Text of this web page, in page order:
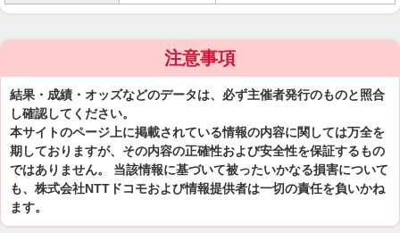
注意事項
結果・成績・オッズなどのデータは、必ず主催者発行のものと照合
し確認してください。
本サイトのページ上に掲載されている情報の内容に関しては万全を
期しておりますが、その内容の正確性および安全性を保証するもの
ではありません。 当該情報に基づいて被ったいかなる損害について
も、株式会社NTTドコモおよび情報提供者は一切の責任を負いかね
ます。